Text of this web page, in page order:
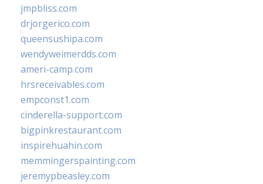
jmpbliss.com
drjorgerico.com
queensushipa.com
wendyweimerdds.com
ameri-camp.com
hrsreceivables.com
empconst1.com
cinderella-support.com
bigpinkrestaurant.com
inspirehuahin.com
memmingerspainting.com
jeremypbeasley.com